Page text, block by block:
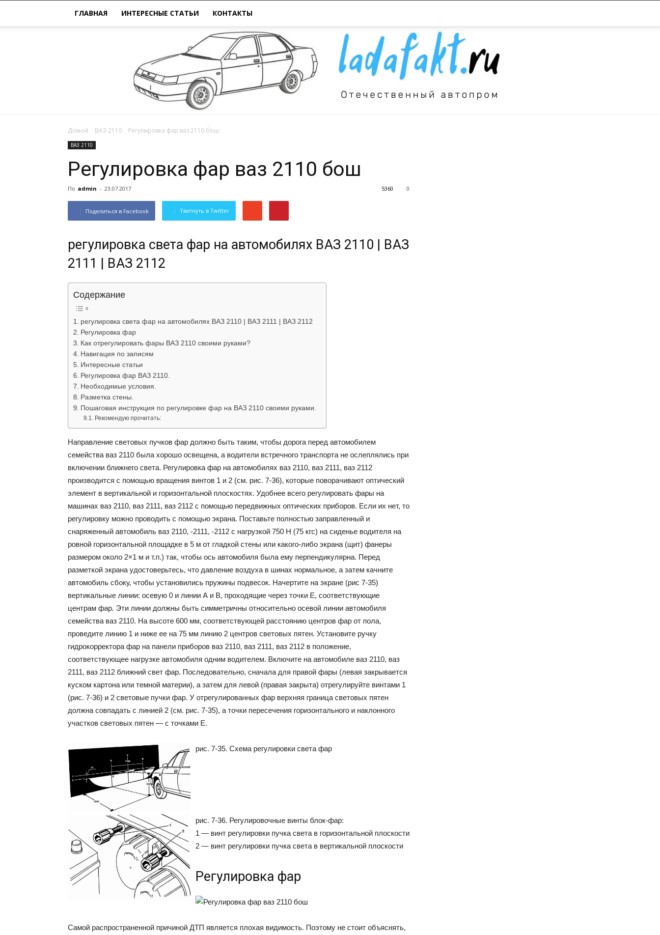
ГЛАВНАЯ ИНТЕРЕСНЫЕ СТАТЬИ КОНТАКТЫ
ВАЗ
Домой ВАЗ 2110 Регулировка фар ваз 2110 бош
ВАЗ 2110
Регулировка фар ваз 2110 бош
По admin - 23.07.2017 0
5360
Поделиться в Facebook Твитнуть в Twitter
регулировка света фар на автомобилях ВАЗ 2110 | ВАЗ
2111 | ВАЗ 2112
Содержание
регулировка света фар на автомобилях ВАЗ 2110 | ВАЗ 2111 | ВАЗ 2112
Регулировка фар
Как отрегулировать фары ВАЗ 2110 своими руками?
Навигация по записям
Интересные статьи
Регулировка фар ВАЗ 2110.
Необходимые условия.
Разметка стены.
Пошаговая инструкция по регулировке фар на ВАЗ 2110 своими руками.
Рекомендую прочитать:
Направление световых пучков фар должно быть таким, чтобы дорога перед автомобилем
семейства ваз 2110 была хорошо освещена, а водители встречного транспорта не ослеплялись при
включении ближнего света. Регулировка фар на автомобилях ваз 2110, ваз 2111, ваз 2112
производится с помощью вращения винтов 1 и 2 (см. рис. 7-36), которые поворачивают оптический
элемент в вертикальной и горизонтальной плоскостях. Удобнее всего регулировать фары на
машинах ваз 2110, ваз 2111, ваз 2112 с помощью передвижных оптических приборов. Если их нет, то
регулировку можно проводить с помощью экрана. Поставьте полностью заправленный и
снаряженный автомобиль ваз 2110, -2111, -2112 с нагрузкой 750 Н (75 кгс) на сиденье водителя на
ровной горизонтальной площадке в 5 м от гладкой стены или какого-либо экрана (щит) фанеры
размером около 2×1 м и т.п.) так, чтобы ось автомобиля была ему перпендикулярна. Перед
разметкой экрана удостоверьтесь, что давление воздуха в шинах нормальное, а затем качните
автомобиль сбоку, чтобы установились пружины подвесок. Начертите на экране (рис 7-35)
вертикальные линии: осевую 0 и линии А и В, проходящие через точки Е, соответствующие
центрам фар. Эти линии должны быть симметричны относительно осевой линии автомобиля
семейства ваз 2110. На высоте 600 мм, соответствующей расстоянию центров фар от пола,
проведите линию 1 и ниже ее на 75 мм линию 2 центров световых пятен. Установите ручку
гидрокорректора фар на панели приборов ваз 2110, ваз 2111, ваз 2112 в положение,
соответствующее нагрузке автомобиля одним водителем. Включите на автомобиле ваз 2110, ваз
2111, ваз 2112 ближний свет фар. Последовательно, сначала для правой фары (левая закрывается
куском картона или темной материи), а затем для левой (правая закрыта) отрегулируйте винтами 1
(рис. 7-36) и 2 световые пучки фар. У отрегулированных фар верхняя граница световых пятен
должна совпадать с линией 2 (см. рис. 7-35), а точки пересечения горизонтального и наклонного
участков световых пятен — с точками Е.
рис. 7-35. Схема регулировки света фар
рис. 7-36. Регулировочные винты блок-фар:
1 — винт регулировки пучка света в горизонтальной плоскости
2 — винт регулировки пучка света в вертикальной плоскости
Регулировка фар
Самой распространенной причиной ДТП является плохая видимость. Поэтому не стоит объяснять,